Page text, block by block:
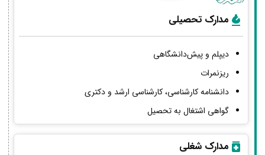
مدارک تحصیلی
دیپلم و پیش‌دانشگاهی
ریزنمرات
دانشنامه کارشناسی، کارشناسی ارشد و دکتری
گواهی اشتغال به تحصیل
مدارک شغلی